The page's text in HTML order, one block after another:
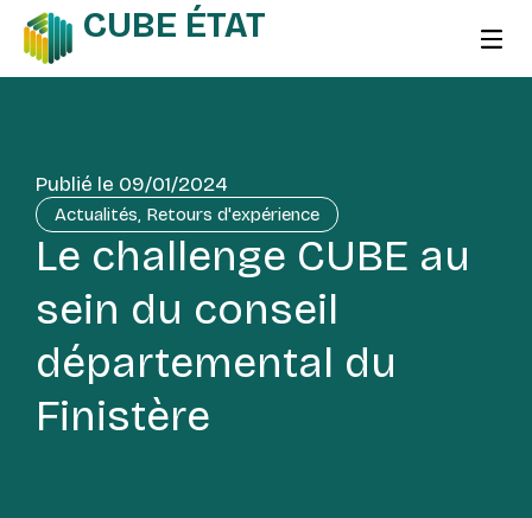
CUBE ÉTAT
Publié le 09/01/2024
Actualités, Retours d'expérience
Le challenge CUBE au
sein du conseil
départemental du
Finistère